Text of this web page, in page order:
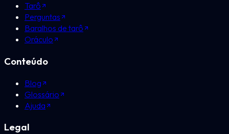
Tarô
Perguntas
Baralhos de tarô
Oráculo
Conteúdo
Blog
Glossário
Ajuda
Legal